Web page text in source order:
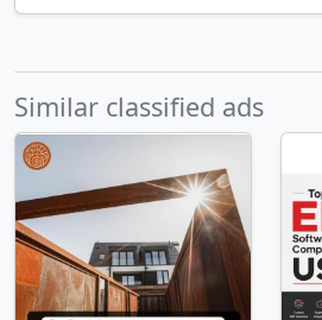
Similar classified ads